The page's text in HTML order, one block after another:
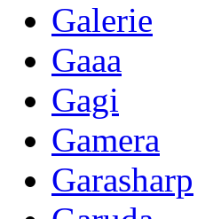
Galerie
Gaaa
Gagi
Gamera
Garasharp